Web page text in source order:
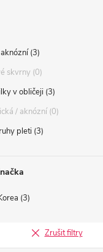
3
skvrny 0
v obličeji 3
/ aknózní 0
pleti 3
3
Zrušit filtry